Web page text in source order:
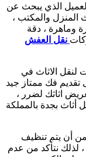
الذي يبحث عن
والمكتب ،
وماهرة ، دقة
نقل العفش
الاثاث في
تقديم فك ممتاز جيد
اثاثك لضرر ،
بجدة بالمملكة
أن يتم تنظيف
، لذلك نتأكد من عدم